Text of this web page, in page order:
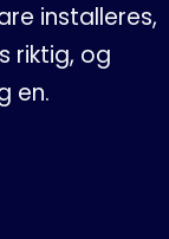
installeres,
riktig, og
en.